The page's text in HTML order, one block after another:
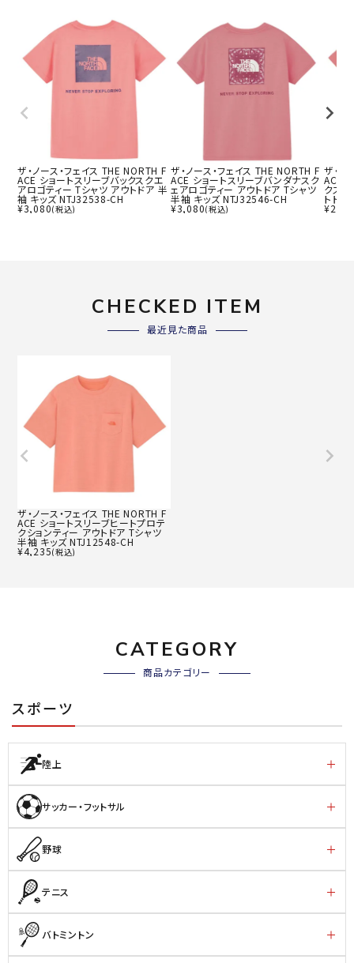
ザ・ノース・フェイス THE NORTH F
ACE ショートスリーブバックスクエ
アロゴティー Tシャツ アウトドア 半
袖 キッズ NTJ32538-CH
¥3,080(税込)
ザ・ノース・フェイス THE NORTH F
ACE ショートスリーブバンダナスク
ェアロゴティー アウトドア Tシャツ
半袖 キッズ NTJ32546-CH
¥3,080(税込)
ザ・ノ
ACE
クス
トド
¥
CHECKED ITEM
最近見た商品
ザ・ノース・フェイス THE NORTH F
ACE ショートスリーブヒートプロテ
クションティー アウトドア Tシャツ
半袖 キッズ NTJ12548-CH
¥4,235(税込)
CATEGORY
商品カテゴリー
スポーツ
陸上
サッカー・フットサル
野球
テニス
バトミントン